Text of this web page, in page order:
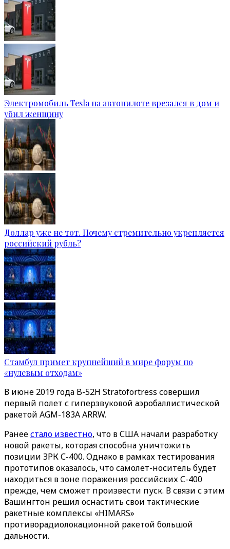
Электромобиль Tesla на автопилоте врезался в дом и
убил женщину
Доллар уже не тот. Почему стремительно укрепляется
российский рубль?
Стамбул примет крупнейший в мире форум по
«нулевым отходам»
В июне 2019 года B-52H Stratofortress совершил
первый полет с гиперзвуковой аэробаллистической
ракетой AGM-183A ARRW.
Ранеестало известно, что в США начали разработку
новой ракеты, которая способна уничтожить
позиции ЗРК С-400. Однако в рамках тестирования
прототипов оказалось, что самолет-носитель будет
находиться в зоне поражения российских С-400
прежде, чем сможет произвести пуск. В связи с этим
Вашингтон решил оснастить свои тактические
ракетные комплексы «HIMARS»
противорадиолокационной ракетой большой
дальности.